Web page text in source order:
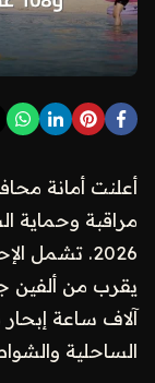
أعلنت أمانة
مراقبة وحماية
2026. تشمل
يقرب من ألفين
آلاف ساعة
الساحلية